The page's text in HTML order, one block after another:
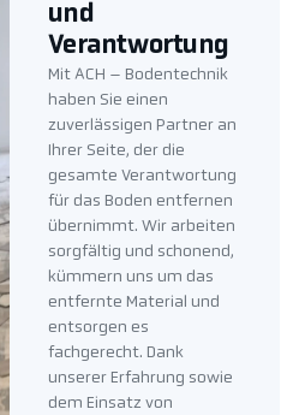
und
Verantwortung
Mit ACH – Bodentechnik
haben Sie einen
zuverlässigen Partner an
Ihrer Seite, der die
gesamte Verantwortung
für das Boden entfernen
übernimmt. Wir arbeiten
sorgfältig und schonend,
kümmern uns um das
entfernte Material und
entsorgen es
fachgerecht. Dank
unserer Erfahrung sowie
dem Einsatz von